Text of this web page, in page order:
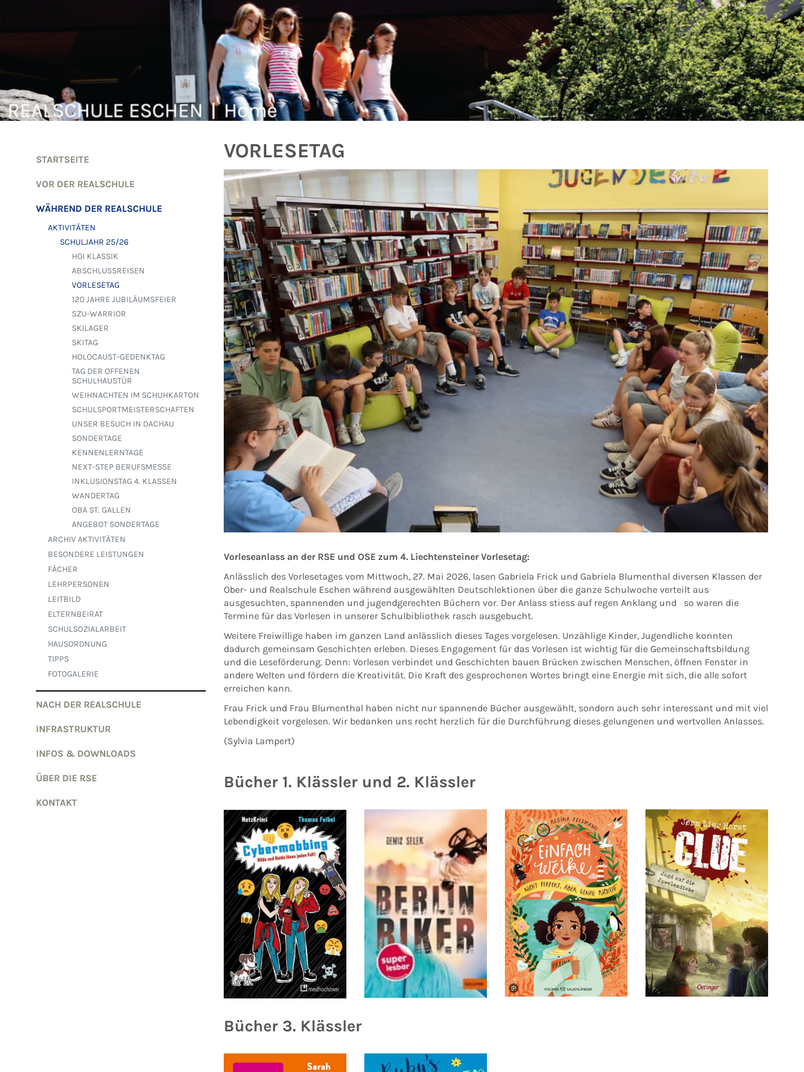
VORLESETAG
Vorleseanlass an der RSE und OSE zum 4. Liechtensteiner Vorlesetag:
Anlässlich des Vorlesetages vom Mittwoch, 27. Mai 2026, lasen Gabriela Frick und Gabriela Blumenthal diversen Klassen der
Ober- und Realschule Eschen während ausgewählten Deutschlektionen über die ganze Schulwoche verteilt aus
ausgesuchten, spannenden und jugendgerechten Büchern vor. Der Anlass stiess auf regen Anklang und so waren die
Termine für das Vorlesen in unserer Schulbibliothek rasch ausgebucht.
Weitere Freiwillige haben im ganzen Land anlässlich dieses Tages vorgelesen. Unzählige Kinder, Jugendliche konnten
dadurch gemeinsam Geschichten erleben. Dieses Engagement für das Vorlesen ist wichtig für die Gemeinschaftsbildung
und die Leseförderung. Denn: Vorlesen verbindet und Geschichten bauen Brücken zwischen Menschen, öffnen Fenster in
andere Welten und fördern die Kreativität. Die Kraft des gesprochenen Wortes bringt eine Energie mit sich, die alle sofort
erreichen kann.
Frau Frick und Frau Blumenthal haben nicht nur spannende Bücher ausgewählt, sondern auch sehr interessant und mit viel
Lebendigkeit vorgelesen. Wir bedanken uns recht herzlich für die Durchführung dieses gelungenen und wertvollen Anlasses.
(Sylvia Lampert)
Bücher 1. Klässler und 2. Klässler
Bücher 3. Klässler
STARTSEITE
VOR DER REALSCHULE
WÄHREND DER REALSCHULE
AKTIVITÄTEN
SCHULJAHR 25/26
HOI KLASSIK
ABSCHLUSSREISEN
VORLESETAG
120 JAHRE JUBILÄUMSFEIER
SZU-WARRIOR
SKILAGER
SKITAG
HOLOCAUST-GEDENKTAG
TAG DER OFFENEN
SCHULHAUSTÜR
WEIHNACHTEN IM SCHUHKARTON
SCHULSPORTMEISTERSCHAFTEN
UNSER BESUCH IN DACHAU
SONDERTAGE
KENNENLERNTAGE
NEXT-STEP BERUFSMESSE
INKLUSIONSTAG 4. KLASSEN
WANDERTAG
OBA ST. GALLEN
ANGEBOT SONDERTAGE
ARCHIV AKTIVITÄTEN
BESONDERE LEISTUNGEN
FÄCHER
LEHRPERSONEN
LEITBILD
ELTERNBEIRAT
SCHULSOZIALARBEIT
HAUSORDNUNG
TIPPS
FOTOGALERIE
NACH DER REALSCHULE
INFRASTRUKTUR
INFOS & DOWNLOADS
ÜBER DIE RSE
KONTAKT